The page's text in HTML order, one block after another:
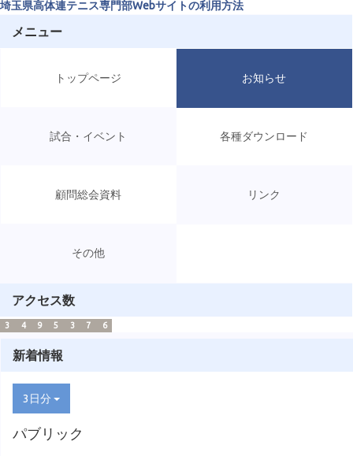
埼玉県高体連テニス専門部Webサイトの利用方法
メニュー
トップページ お知らせ
試合・イベント 各種ダウンロード
顧問総会資料 リンク
その他
アクセス数
3 4 9 5 3 7 6
新着情報
3日分
パブリック